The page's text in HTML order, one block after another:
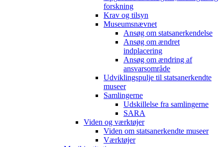
forskning
Krav og tilsyn
Museumsnævnet
Ansøg om statsanerkendelse
Ansøg om ændret
indplacering
Ansøg om ændring af
ansvarsområde
Udviklingspulje til statsanerkendte
museer
Samlingerne
Udskillelse fra samlingerne
SARA
Viden og værktøjer
Viden om statsanerkendte museer
Værktøjer